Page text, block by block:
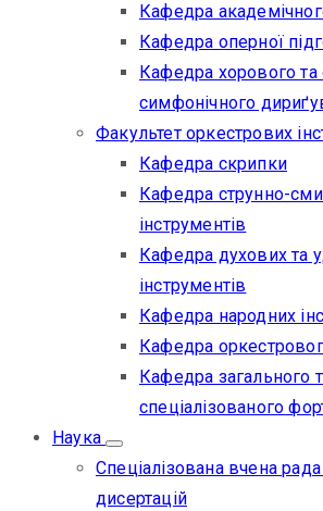
Кафедра
Кафедра оперної
Кафедра хорового та
симфонічного
Факультет оркестрових
Кафедра скрипки
Кафедра струнно-
інструментів
Кафедра духових та
інструментів
Кафедра народних
Кафедра
Кафедра загального
спеціалізованого
Наука
Спеціалізована вчена рада
дисертацій